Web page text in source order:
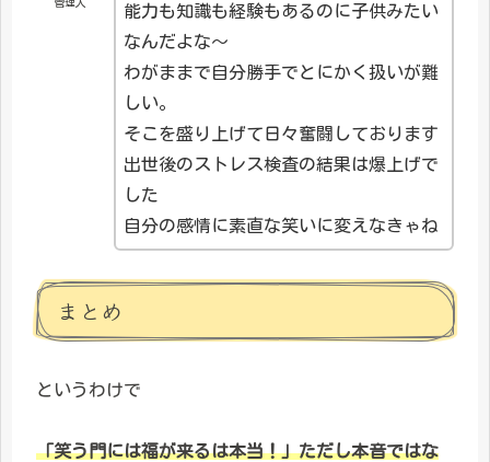
能力も知識も経験もあるのに子供みたい
なんだよな～
わがままで自分勝手でとにかく扱いが難
しい。
そこを盛り上げて日々奮闘しております
出世後のストレス検査の結果は爆上げで
した
自分の感情に素直な笑いに変えなきゃね
まとめ
というわけで
「笑う門には福が来るは本当！」ただし本音ではな